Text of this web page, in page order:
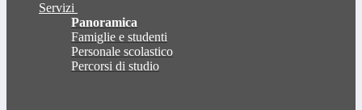
Servizi
Panoramica
Famiglie e studenti
Personale scolastico
Percorsi di studio